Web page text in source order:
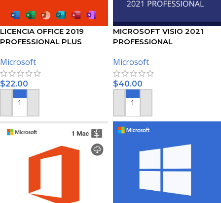
LICENCIA OFFICE 2019
PROFESSIONAL PLUS
Microsoft
$22.00
AÑADIR AL CARRITO
MICROSOFT VISIO 2021
PROFESSIONAL
Microsoft
$40.00
AÑADIR AL CARRITO